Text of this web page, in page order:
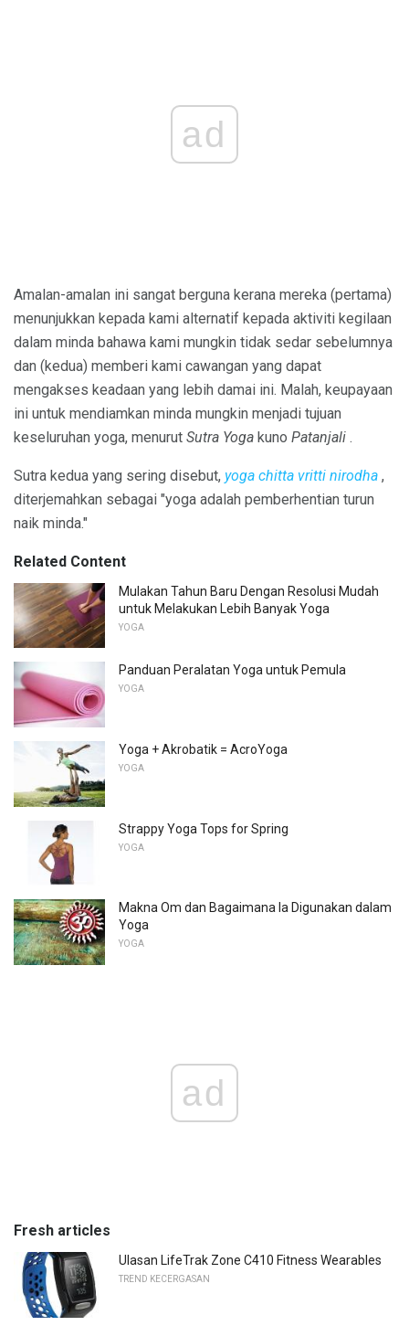
ad
Amalan-amalan ini sangat berguna kerana mereka (pertama)
menunjukkan kepada kami alternatif kepada aktiviti kegilaan
dalam minda bahawa kami mungkin tidak sedar sebelumnya
dan (kedua) memberi kami cawangan yang dapat
mengakses keadaan yang lebih damai ini. Malah, keupayaan
ini untuk mendiamkan minda mungkin menjadi tujuan
keseluruhan yoga, menurut Sutra Yoga kuno Patanjali .
Sutra kedua yang sering disebut, yoga chitta vritti nirodha ,
diterjemahkan sebagai "yoga adalah pemberhentian turun
naik minda."
Related Content
Mulakan Tahun Baru Dengan Resolusi Mudah
untuk Melakukan Lebih Banyak Yoga
YOGA
Panduan Peralatan Yoga untuk Pemula
YOGA
Yoga + Akrobatik = AcroYoga
YOGA
Strappy Yoga Tops for Spring
YOGA
Makna Om dan Bagaimana Ia Digunakan dalam
Yoga
YOGA
ad
Fresh articles
Ulasan LifeTrak Zone C410 Fitness Wearables
TREND KECERGASAN